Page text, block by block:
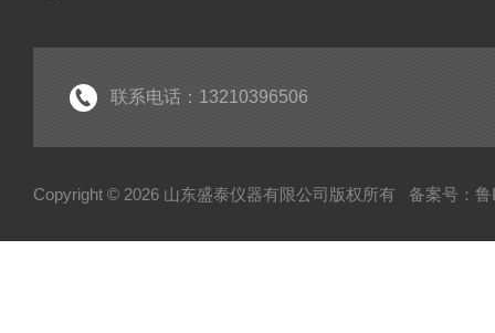
联系电话：13210396506
Copyright © 2026 山东盛泰仪器有限公司版权所有 备案号：